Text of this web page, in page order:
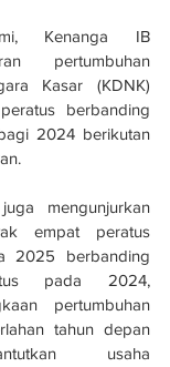
Kenanga IB
pertumbuhan
Kasar (KDNK)
berbanding
2024 berikutan
mengunjurkan
empat peratus
2025 berbanding
pada 2024,
pertumbuhan
tahun depan
usaha